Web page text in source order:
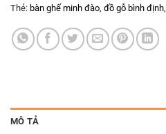
Thẻ: bàn ghế minh đào, đồ gỗ bình định,
MÔ TẢ